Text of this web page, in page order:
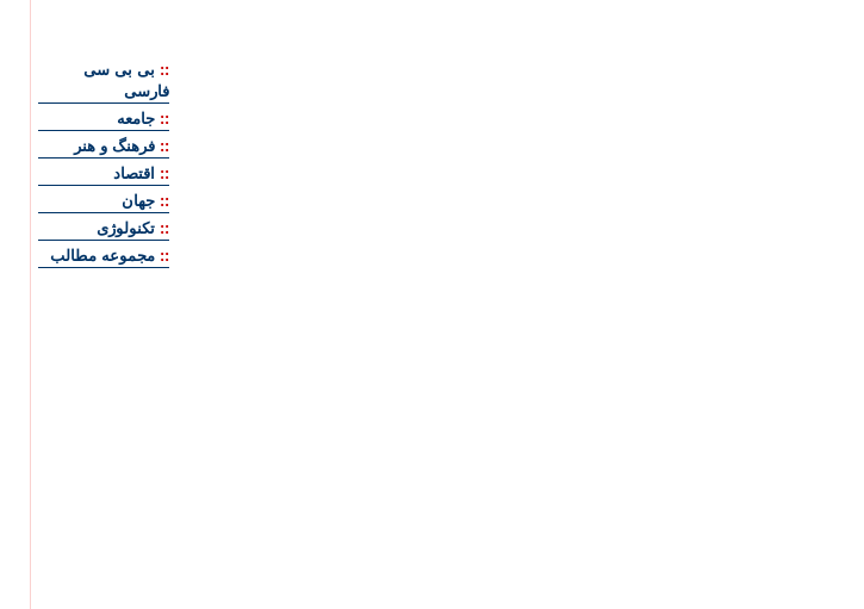
:: بی بی سی
فارسی
:: جامعه
:: فرهنگ و هنر
:: اقتصاد
:: جهان
:: تکنولوژی
:: مجموعه مطالب